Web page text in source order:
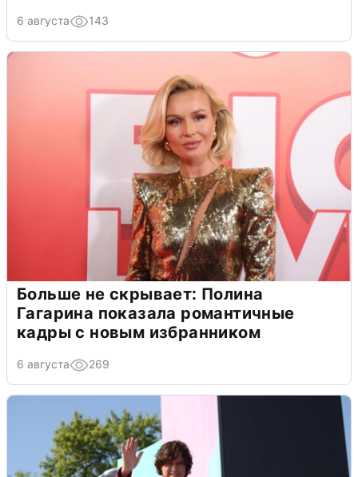
6 августа 143
Больше не скрывает: Полина
Гагарина показала романтичные
кадры с новым избранником
6 августа 269